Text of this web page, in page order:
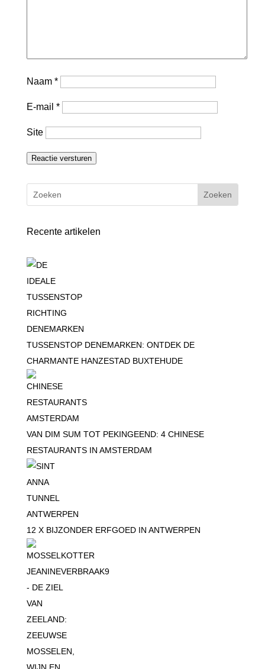
Naam *
E-mail *
Site
Reactie versturen
Recente artikelen
TUSSENSTOP DENEMARKEN: ONTDEK DE
CHARMANTE HANZESTAD BUXTEHUDE
VAN DIM SUM TOT PEKINGEEND: 4 CHINESE
RESTAURANTS IN AMSTERDAM
12 X BIJZONDER ERFGOED IN ANTWERPEN